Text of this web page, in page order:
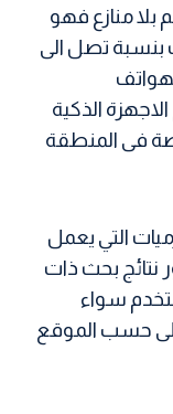
منازع فهو
بنسبة تصل الى
الذكية
فى المنطقة
التي يعمل
بحث ذات
سواء
حسب الموقع